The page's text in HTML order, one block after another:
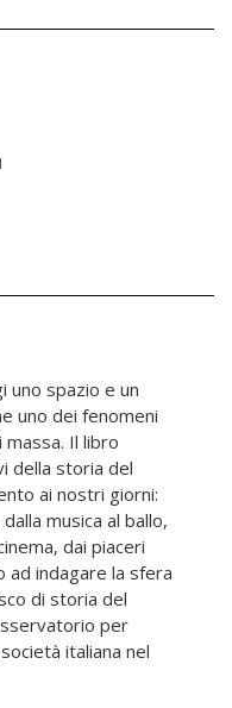
uno spazio e un
uno dei fenomeni
Il libro
della storia del
ai nostri giorni:
musica al ballo,
dai piaceri
ad indagare la sfera
di storia del
per
italiana nel